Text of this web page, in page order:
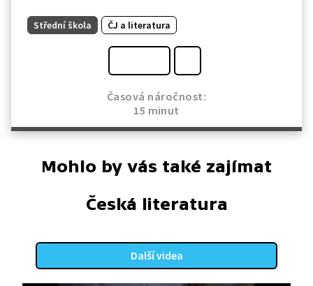
Střední škola ČJ a literatura
Časová náročnost:
15 minut
Mohlo by vás také zajímat
Česká literatura
Další videa